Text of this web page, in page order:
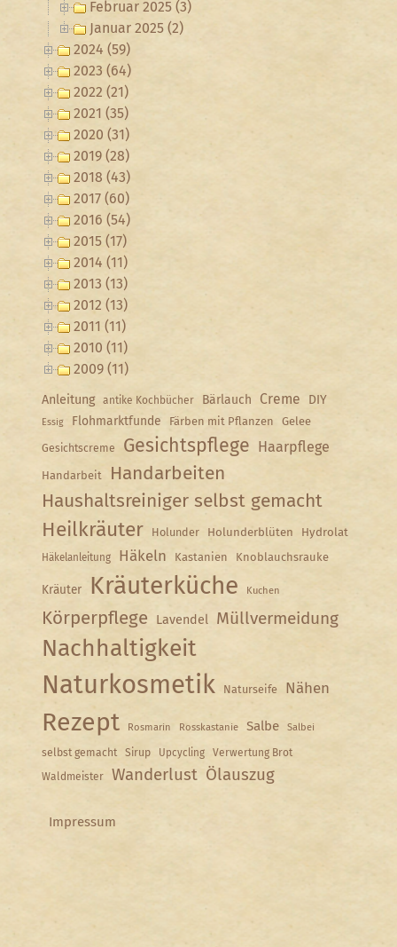
Februar 2025 (3)
Januar 2025 (2)
2024 (59)
2023 (64)
2022 (21)
2021 (35)
2020 (31)
2019 (28)
2018 (43)
2017 (60)
2016 (54)
2015 (17)
2014 (11)
2013 (13)
2012 (13)
2011 (11)
2010 (11)
2009 (11)
Anleitung antike Kochbücher Bärlauch Creme DIY
Essig Flohmarktfunde Färben mit Pflanzen Gelee
Gesichtscreme Gesichtspflege Haarpflege
Handarbeit
Handarbeiten
Haushaltsreiniger selbst gemacht
Heilkräuter Holunder Holunderblüten Hydrolat
Häkelanleitung Häkeln Kastanien Knoblauchsrauke
Kräuter Kräuterküche Kuchen
Körperpflege Lavendel Müllvermeidung
Nachhaltigkeit
Naturkosmetik Naturseife Nähen
Rezept Rosmarin Rosskastanie Salbe Salbei
selbst gemacht Sirup Upcycling
Verwertung Brot
Waldmeister
Wanderlust Ölauszug
Impressum